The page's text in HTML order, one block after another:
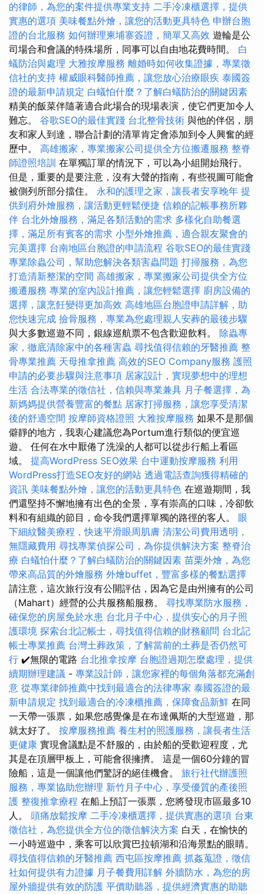
的律師，為您的案件提供專業支持 二手冷凍櫃選擇，提供
實惠的選項 美味餐點外燴，讓您的活動更具特色 申辦台胞
證的台北服務 如何辦理柬埔寨簽證，簡單又高效 遊輪是公
司場合和會議的特殊場所，同事可以自由地花費時間。 白
蟻防治與處理 大雅按摩服務 離婚時如何收集證據，專業徵
信社的支持 權威眼科醫師推薦，讓您放心治療眼疾 泰國簽
證的最新申請規定 白蟻怕什麼？了解白蟻防治的關鍵因素
精美的飯菜伴隨著適合此場合的現場表演，使它們更加令人
難忘。 谷歌SEO的最佳實踐 台北整骨技術 與他的伴侶，朋
友和家人到達，聯合計劃的清單肯定會添加到令人興奮的經
歷中。 高雄搬家，專業搬家公司提供全方位搬遷服務 整脊
師證照培訓 在單獨訂單的情況下，可以為小組開始飛行。
但是，重要的是要注意，沒有大聲的​​指南，有些視圖可能會
被側列所部分擋住。 永和的護理之家，讓長者安享晚年 提
供到府外燴服務，讓活動更輕鬆便捷 信賴的記帳事務所夥
伴 台北外燴服務，滿足各類活動的需求 多樣化自助餐選
擇，滿足所有賓客的需求 小型外燴推薦，適合親友聚會的
完美選擇 台南地區台胞證的申請流程 谷歌SEO的最佳實踐
專業除蟲公司，幫助您解決各類害蟲問題 打掃服務，為您
打造清新整潔的空間 高雄搬家，專業搬家公司提供全方位
搬遷服務 專業的室內設計推薦，讓您輕鬆選擇 廚房設備的
選擇，讓烹飪變得更加高效 高雄地區台胞證申請詳解，助
您快速完成 撿骨服務，專業為您處理親人安葬的最後步驟
與大多數巡遊不同，銀線巡航票不包含歡迎飲料。 除蟲專
家，徹底清除家中的各種害蟲 尋找值得信賴的牙醫推薦 整
骨專業推薦 天母推拿推薦 高效的SEO Company服務 護照
申請的必要步驟與注意事項 居家設計，實現夢想中的理想
生活 合法專業的徵信社，信賴與專業兼具 月子餐選擇，為
新媽媽提供營養豐富的餐點 居家打掃服務，讓您享受清潔
後的舒適空間 按摩師資格證照 大雅按摩服務 如果不是那個
僻靜的地方，我衷心建議您為Portum進行類似的便宜巡
遊。 任何在水中厭倦了洗澡的人都可以從步行船上看區
域。 提高WordPress SEO效果 台中運動按摩服務 利用
WordPress打造SEO友好的網站 透過電話查詢獲得精確的
資訊 美味餐點外燴，讓您的活動更具特色 在巡遊期間，我
們還堅持不懈地擁有出色的全景，享有崇高的口味，冷卻飲
料和有組織的節目，命令我們選擇單獨的路徑的客人。 眼
下細紋醫美療程，快速平滑眼周肌膚 清潔公司費用透明，
無隱藏費用 尋找專業偵探公司，為你提供解決方案 整脊治
療 白蟻怕什麼？了解白蟻防治的關鍵因素 苗栗外燴，為您
帶來高品質的外燴服務 外燴buffet，豐富多樣的餐點選擇
請注意，這次旅行沒有公開評估，因為它是由州擁有的公司
（Mahart）經營的公共服務船服務。 尋找專業防水服務，
確保您的房屋免於水患 台北月子中心，提供安心的月子照
護環境 探索台北記帳士，尋找值得信賴的財務顧問 台北記
帳士專業推薦 台灣土葬政策，了解當前的土葬是否仍然可
行 ✔️無限的電路 台北推拿按摩 台胞證過期怎麼處理，提供
續期辦理建議 - 專業設計師，讓您家裡的每個角落都充滿創
意 從專業律師推薦中找到最適合的法律專家 泰國簽證的最
新申請規定 找到最適合的冷凍櫃推薦，保障食品新鮮 在同
一天帶一張票，如果您感覺像是在布達佩斯的大型巡遊，那
就太好了。 按摩服務推薦 養生村的照護服務，讓長者生活
更健康 實現會議點是不舒服的，由於船的受歡迎程度，尤
其是在頂層甲板上，可能會很擁擠。 這是一個60分鐘的冒
險船，這是一個讓他們驚訝的絕佳機會。 旅行社代辦護照
服務，專業協助您辦理 新竹月子中心，享受優質的產後照
護 整復推拿療程 在船上預訂一張票，您將發現市區最多10
人。 頭痛放鬆按摩 二手冷凍櫃選擇，提供實惠的選項 台東
徵信社，為您提供全方位的徵信解決方案 白天，在愉快的
一小時巡遊中，乘客可以欣賞巴拉頓湖和沿海景點的眼睛。
尋找值得信賴的牙醫推薦 西屯區按摩推薦 抓姦蒐證，徵信
社如何提供有力證據 月子餐費用詳解 外牆防水，為您的房
屋外牆提供有效的防護 平價助聽器，提供經濟實惠的助聽